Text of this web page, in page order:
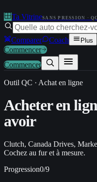
Ta VitrineSANS PRESSION · QC
Comparer Coach Plus
Commencer
Commencer
Outil QC · Achat en ligne
Acheter en
avoir
Clutch, Canada Drives,
Cochez au fur et à mesure.
Progression0/9